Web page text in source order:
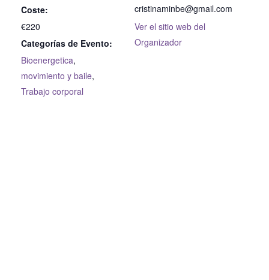
Coste:
€220
Categorías de Evento:
Bioenergetica,
movimiento y baile,
Trabajo corporal
cristinaminbe@gmail.com
Ver el sitio web del
Organizador